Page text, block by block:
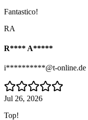
Fantastico!
RA
R**** A*****
i**********@t-online.de
Jul 26, 2026
Top!